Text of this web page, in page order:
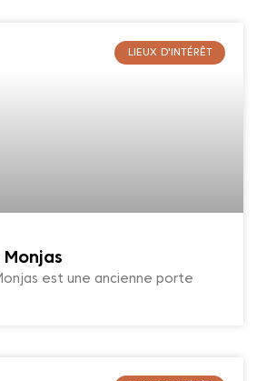
LIEUX D'INTÉRÊT
est une ancienne porte